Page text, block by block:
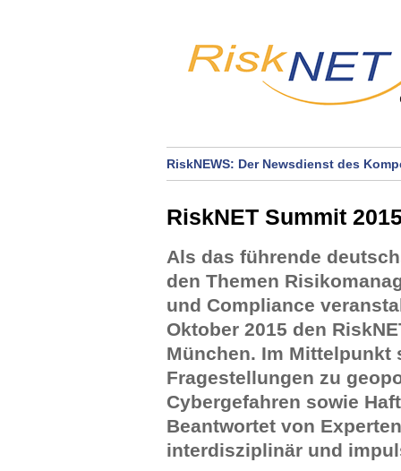
RiskNEWS: Der Newsdienst des
RiskNET Summit
Als das führende
den Themen
und Compliance
Oktober 2015 den
München. Im Mittelpunkt
Fragestellungen zu
Cybergefahren sowie
Beantwortet von
interdisziplinär und